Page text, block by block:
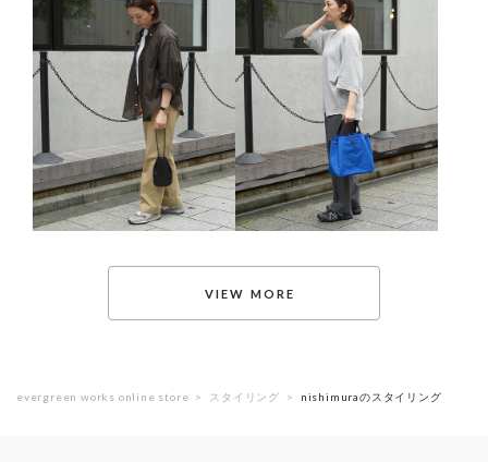
evergreen works online store スタイリング nishimuraのスタイリング